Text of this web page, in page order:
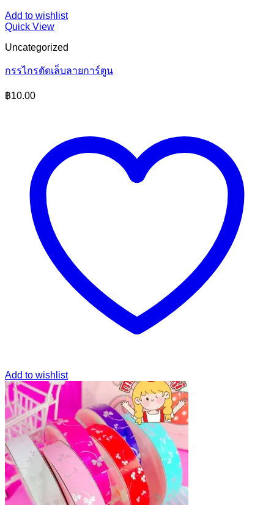
Add to wishlist
Quick View
Uncategorized
กรรไกรตัดเล็บลายการ์ตูน
฿10.00
Add to wishlist